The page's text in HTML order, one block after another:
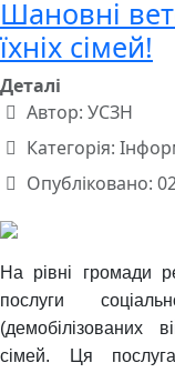
Шановні
їхніх сімей!
Деталі
Автор: УСЗН
Категорія:
Опубліковано:
На рівні громади
послуги
(демобілізованих
сімей. Ця